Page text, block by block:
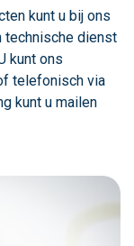
kunt u bij ons
technische dienst
kunt ons
telefonisch via
kunt u mailen